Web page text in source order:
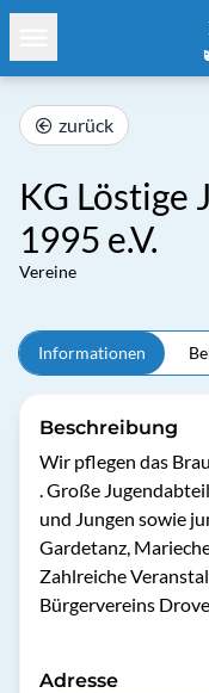
zurück
KG Löstige
1995 e.V.
Vereine
Informationen
Beschreibung
Wir pflegen das
. Große
und Jungen sowie
Gardetanz,
Zahlreiche
Bürgervereins
Adresse